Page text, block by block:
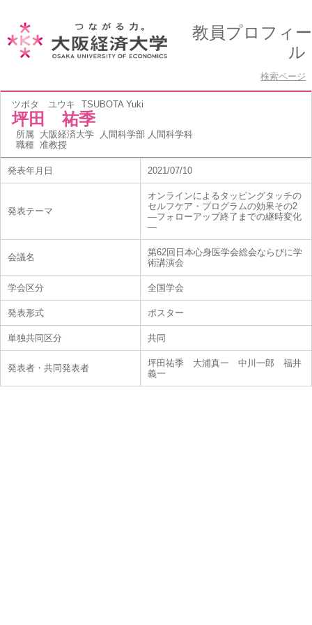
教員プロフィー
ル
検索ページ
ツボタ ユウキ TSUBOTA Yuki
坪田 祐季
所属 大阪経済大学 人間科学部 人間科学科
職種 准教授
発表年月日 2021/07/10
発表テーマ
オンラインによるタッピングタッチの
セルフケア・プログラムの効果その2
―フォローアップ終了までの継時変化
―
会議名
第62回日本心身医学会総会ならびに学
術講演会
学会区分 全国学会
発表形式 ポスター
単独共同区分 共同
発表者・共同発表者
坪田祐季 大浦真一 中川一郎 福井
義一